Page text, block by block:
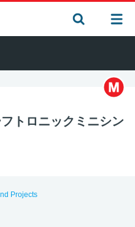
トロニックミニシン
Projects